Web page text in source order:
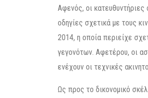
Αφενός, οι
οδηγίες σχετικά με τους
2014, η οποία περιείχε
γεγονότων. Αφετέρου, οι
ενέχουν οι τεχνικές
Ως προς το δικονομικό